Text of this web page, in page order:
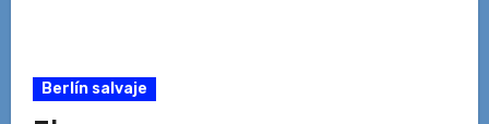
Berlín salvaje